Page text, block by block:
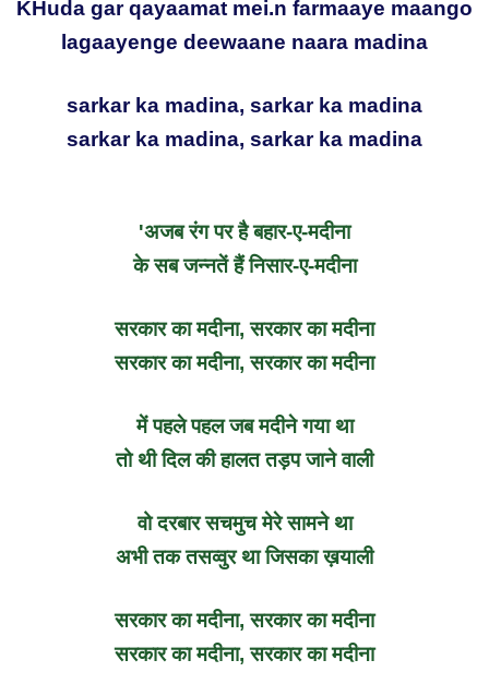
KHuda gar qayaamat mei.n farmaaye maango
lagaayenge deewaane naara madina
sarkar ka madina, sarkar ka madina
sarkar ka madina, sarkar ka madina
'अजब रंग पर है बहार-ए-मदीना
के सब जन्नतें हैं निसार-ए-मदीना
सरकार का मदीना, सरकार का मदीना
सरकार का मदीना, सरकार का मदीना
में पहले पहल जब मदीने गया था
तो थी दिल की हालत तड़प जाने वाली
वो दरबार सचमुच मेरे सामने था
अभी तक तसव्वुर था जिसका ख़याली
सरकार का मदीना, सरकार का मदीना
सरकार का मदीना, सरकार का मदीना